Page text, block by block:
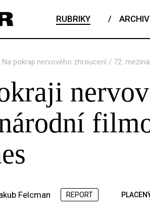
RUBRIKY / ARCHIV
Na pokraji nervového zhroucení / 72.
Felcman REPORT